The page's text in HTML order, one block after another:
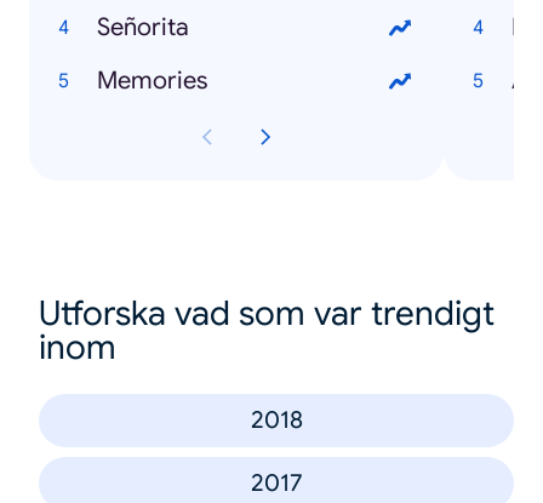
Señorita
Memories
Utforska vad som var trendigt
inom
2018
2017